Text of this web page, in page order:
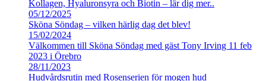
Kollagen, Hyaluronsyra och Biotin – lär dig mer..
05/12/2025
Sköna Söndag – vilken härlig dag det blev!
15/02/2024
Välkommen till Sköna Söndag med gäst Tony Irving 11 feb
2023 i Örebro
28/11/2023
Hudvårdsrutin med Rosenserien för mogen hud